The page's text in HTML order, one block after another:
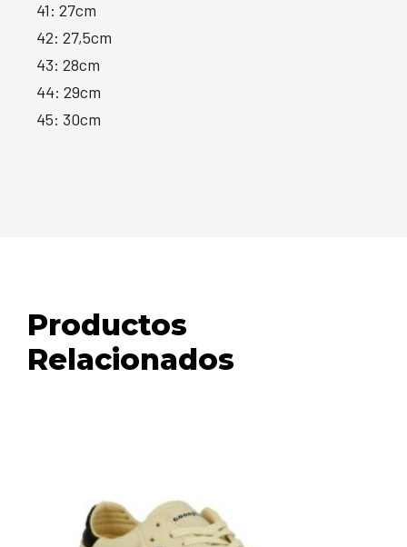
41: 27cm
42: 27,5cm
43: 28cm
44: 29cm
45: 30cm
Productos
Relacionados